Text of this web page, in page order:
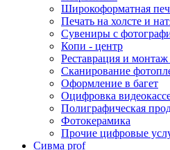
Широкоформатная
Печать на холсте и
Сувениры с
Копи - центр
Реставрация и
Сканирование
Оформление в багет
Оцифровка
Полиграфическая
Фотокерамика
Прочие цифровые
Сивма prof